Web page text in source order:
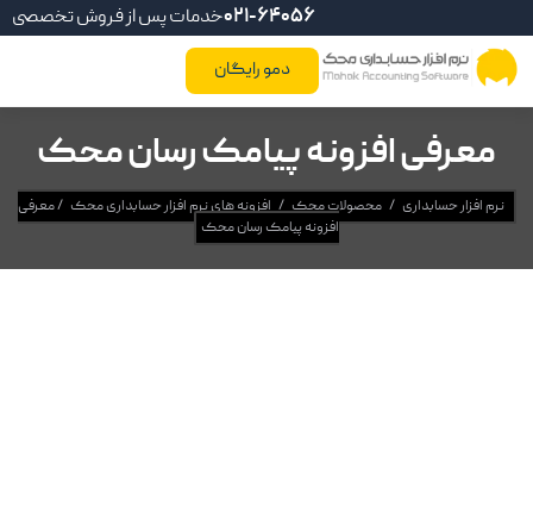
خدمات پس از فروش تخصصی021-64056
دمو رایگان
معرفی افزونه پیامک رسان محک
نرم افزار حسابداری / محصولات محک / افزونه های نرم افزار حسابداری محک /معرفی
افزونه پیامک رسان محک